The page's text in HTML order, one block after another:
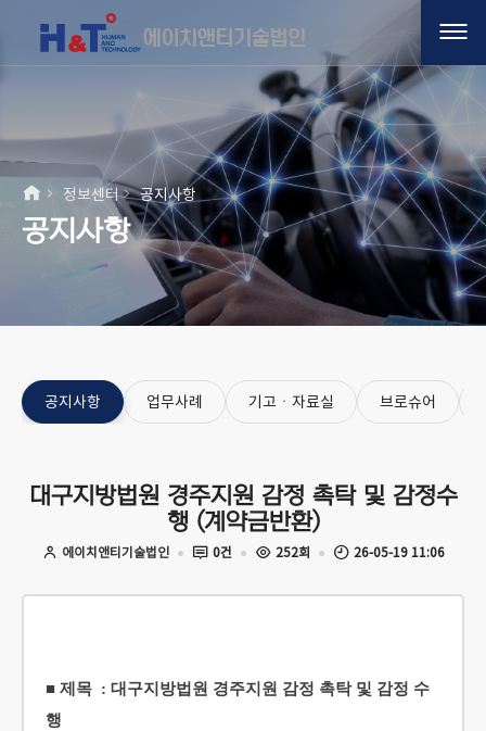
정보센터 공지사항
공지사항
공지사항 업무사례 기고ㆍ자료실 브로슈어
대구지방법원 경주지원 감정 촉탁 및 감정수
행 (계약금반환)
에이치앤티기술법인 0건 252회 26-05-19 11:06
■ 제목 : 대구지방법원 경주지원 감정 촉탁 및 감정 수
행